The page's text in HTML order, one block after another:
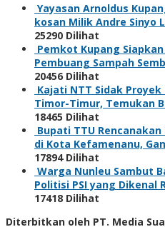
Yayasan Arnoldus
kosan Milik Andre Sinyo
25290 Dilihat
Pemkot Kupang
Pembuang Sampah
20456 Dilihat
Kajati NTT Sidak Proyek
Timor-Timur, Temukan
18465 Dilihat
Bupati TTU
di Kota Kefamenanu,
17894 Dilihat
Warga Nunleu Sambut
Politisi PSI yang Dikenal
17418 Dilihat
Diterbitkan oleh PT. Media